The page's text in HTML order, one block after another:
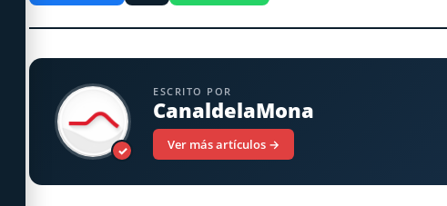
✓
ESCRITO POR
CanaldelaMona
Ver más artículos →